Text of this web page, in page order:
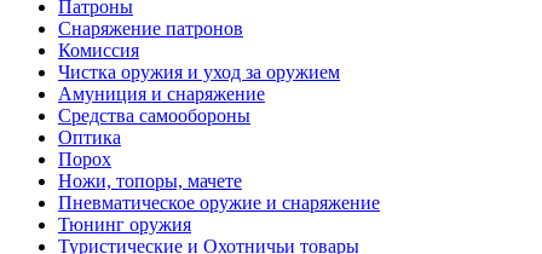
Патроны
Снаряжение патронов
Комиссия
Чистка оружия и уход за оружием
Амуниция и снаряжение
Средства самообороны
Оптика
Порох
Ножи, топоры, мачете
Пневматическое оружие и снаряжение
Тюнинг оружия
Туристические и Охотничьи товары